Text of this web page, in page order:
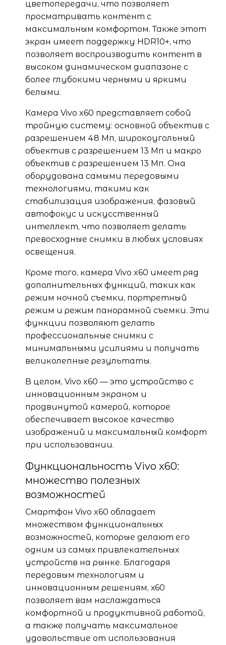
цветопередачи, что позволяет
просматривать контент с
максимальным комфортом. Также этот
экран имеет поддержку HDR10+, что
позволяет воспроизводить контент в
высоком динамическом диапазоне с
более глубокими черными и яркими
белыми.
Камера Vivo x60 представляет собой
тройную систему: основной объектив с
разрешением 48 Мп, широкоугольный
объектив с разрешением 13 Мп и макро
объектив с разрешением 13 Мп. Она
оборудована самыми передовыми
технологиями, такими как
стабилизация изображения, фазовый
автофокус и искусственный
интеллект, что позволяет делать
превосходные снимки в любых условиях
освещения.
Кроме того, камера Vivo x60 имеет ряд
дополнительных функций, таких как
режим ночной съемки, портретный
режим и режим панорамной съемки. Эти
функции позволяют делать
профессиональные снимки с
минимальными усилиями и получать
великолепные результаты.
В целом, Vivo x60 — это устройство с
инновационным экраном и
продвинутой камерой, которое
обеспечивает высокое качество
изображений и максимальный комфорт
при использовании.
Функциональность Vivo x60:
множество полезных
возможностей
Смартфон Vivo x60 обладает
множеством функциональных
возможностей, которые делают его
одним из самых привлекательных
устройств на рынке. Благодаря
передовым технологиям и
инновационным решениям, х60
позволяет вам наслаждаться
комфортной и продуктивной работой,
а также получать максимальное
удовольствие от использования